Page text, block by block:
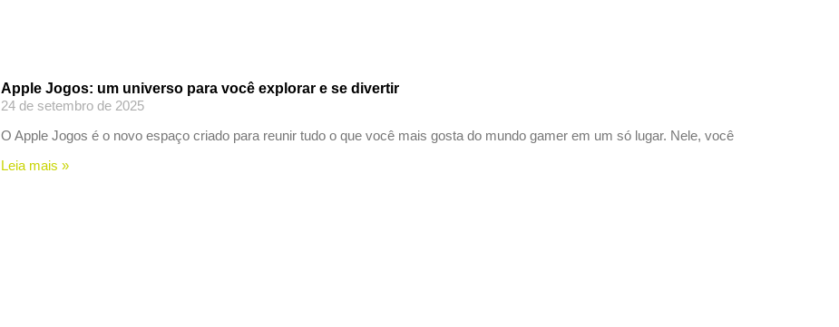
Apple Jogos: um universo para você explorar e se divertir
24 de setembro de 2025
O Apple Jogos é o novo espaço criado para reunir tudo o que você mais gosta do mundo gamer em um só lugar. Nele, você
Leia mais »